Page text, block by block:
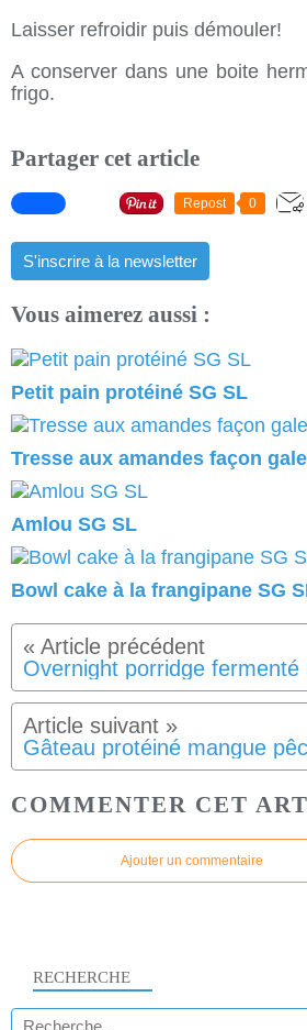
Laisser refroidir puis démouler!
A conserver dans une boite
frigo.
Partager cet article
Repost 0
S'inscrire à la newsletter
Vous aimerez aussi :
Petit pain protéiné SG SL
Tresse aux amandes façon
Amlou SG SL
Bowl cake à la frangipane SG
Overnight porridge fermenté
Gâteau protéiné mangue
COMMENTER CET
Ajouter un commentaire
RECHERCHE